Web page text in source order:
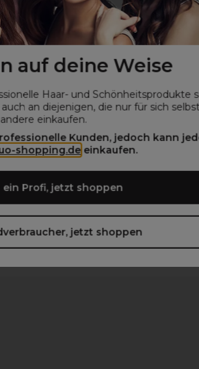
auf deine Weise
Haar- und Schönheitsprodukte
an diejenigen, die nur für sich
andere einkaufen.
Kunden, jedoch kann
shopping.deeinkaufen.
ein Profi, jetzt shoppen
jetzt shoppen